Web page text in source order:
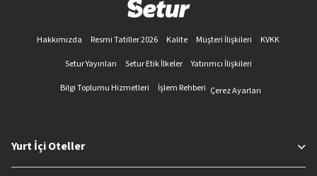
Hakkımızda Resmi Tatiller 2026 Kalite Müşteri İlişkileri
KVKK
Setur Yayınları
Setur Etik İlkeler
Yatırımcı İlişkileri
Bilgi Toplumu Hizmetleri
İşlem Rehberi Çerez Ayarları
Yurt İçi Oteller